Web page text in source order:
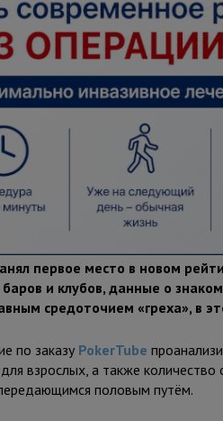
первое место в новом
и клубов, данные о
средоточием «греха», в
по заказу PokerTube
взрослых, а также
половым путём.